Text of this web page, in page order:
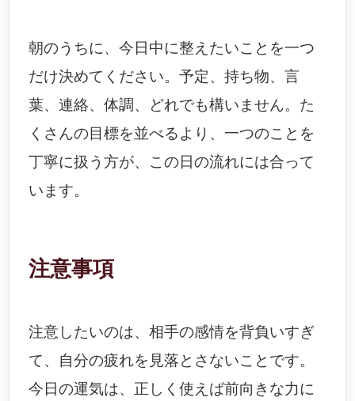
朝のうちに、今日中に整えたいことを一つ
だけ決めてください。予定、持ち物、言
葉、連絡、体調、どれでも構いません。た
くさんの目標を並べるより、一つのことを
丁寧に扱う方が、この日の流れには合って
います。
注意事項
注意したいのは、相手の感情を背負いすぎ
て、自分の疲れを見落とさないことです。
今日の運気は、正しく使えば前向きな力に